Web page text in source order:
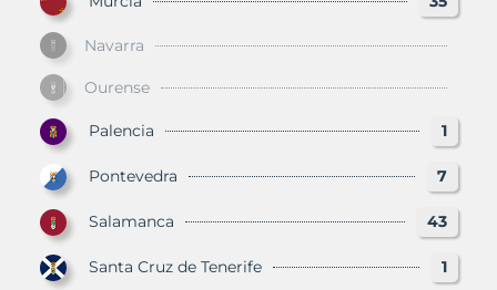
Navarra
Ourense
Palencia 1
Pontevedra 7
Salamanca 43
Santa Cruz de Tenerife 1